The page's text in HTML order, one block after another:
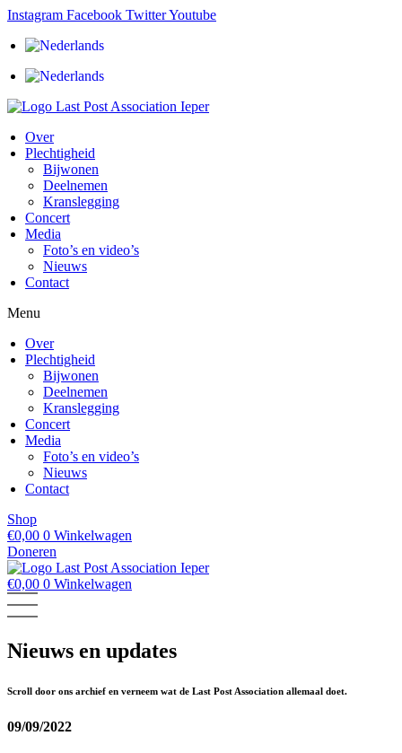
Ga
de
Instagram Facebook TwitterYoutube
Over
Plechtigheid
Bijwonen
Deelnemen
Kranslegging
Concert
Media
Foto’s en video’s
Nieuws
Contact
Menu
Over
Plechtigheid
Bijwonen
Deelnemen
Kranslegging
Concert
Media
Foto’s en video’s
Nieuws
Contact
Shop
€0,00 0 Winkelwagen
Doneren
€0,00 0 Winkelwagen
Nieuws en updates
Scroll door ons archief en verneem wat de Last Post Association allemaal doet.
09/09/2022